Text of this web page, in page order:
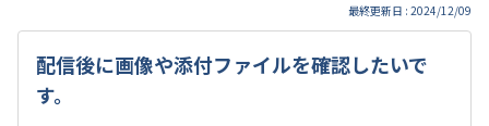
最終更新日 : 2024/12/09
配信後に画像や添付ファイルを確認したいで
す。